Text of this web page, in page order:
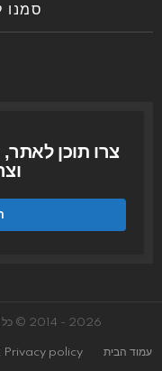
סמנו
צרו תוכן
2026 - 2014 © כל הזכויות שמורות לאתר ווידג׳טי Widgeti
עמוד הבית Privacy policy